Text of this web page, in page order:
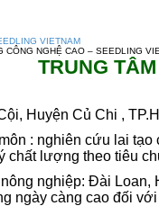
VIETNAM
CÔNG NGHỆ CAO – SEEDLING
TRUNG
Huyện Củ Chi ,
: nghiên cứu lai
chất lượng theo tiêu
nghiệp: Đài Loan,
ngày càng cao đối